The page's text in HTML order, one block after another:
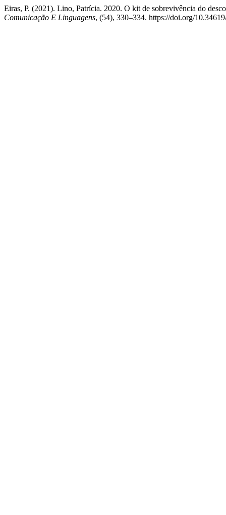
Eiras, P. (2021). Lino, Patrícia. 2020. O kit de sobrevivência do
Comunicação E Linguagens, (54), 330–334. https://doi.org/